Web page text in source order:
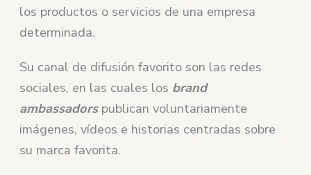
los productos o servicios de una empresa
determinada.
Su canal de difusión favorito son las redes
sociales, en las cuales los brand
ambassadorspublican voluntariamente
imágenes, vídeos e historias centradas sobre
su marca favorita.